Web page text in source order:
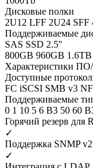
Дисковые полки
2U12 LFF 2U24 SFF
Поддерживаемые
SAS SSD 2.5"
800GB 960GB 1.6TB
Характеристики ПО/
Доступные
FC iSCSI SMB v3
Поддерживаемые
0 1 10 5 6 B3 50 60
Горячий резерв для
✓
Поддержка SNMP v2
✓